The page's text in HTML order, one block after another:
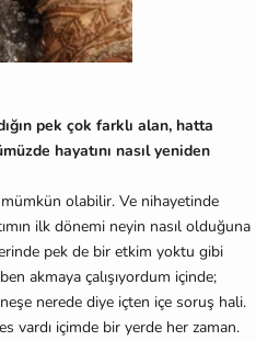
pek çok farklı alan, hatta
hayatını nasıl yeniden
olabilir. Ve nihayetinde
ilk dönemi neyin nasıl olduğuna
pek de bir etkim yoktu gibi
akmaya çalışıyordum içinde;
nerede diye içten içe soruş hali.
vardı içimde bir yerde her zaman.